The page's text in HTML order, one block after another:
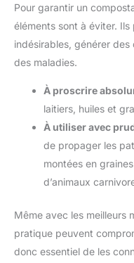
Pour garantir un
éléments sont à éviter.
indésirables, générer
des maladies.
À proscrire
laitiers, huiles et
À utiliser avec
de propager les
montées en
d’animaux
Même avec les meilleurs
pratique peuvent
donc essentiel de les